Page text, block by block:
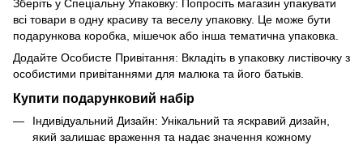
Зберіть у Спеціальну Упаковку: Попросіть магазин упакувати
всі товари в одну красиву та веселу упаковку. Це може бути
подарункова коробка, мішечок або інша тематична упаковка.
Додайте Особисте Привітання: Вкладіть в упаковку листівочку з
особистими привітаннями для малюка та його батьків.
Купити подарунковий набір
Індивідуальний Дизайн: Унікальний та яскравий дизайн,
який залишає враження та надає значення кожному